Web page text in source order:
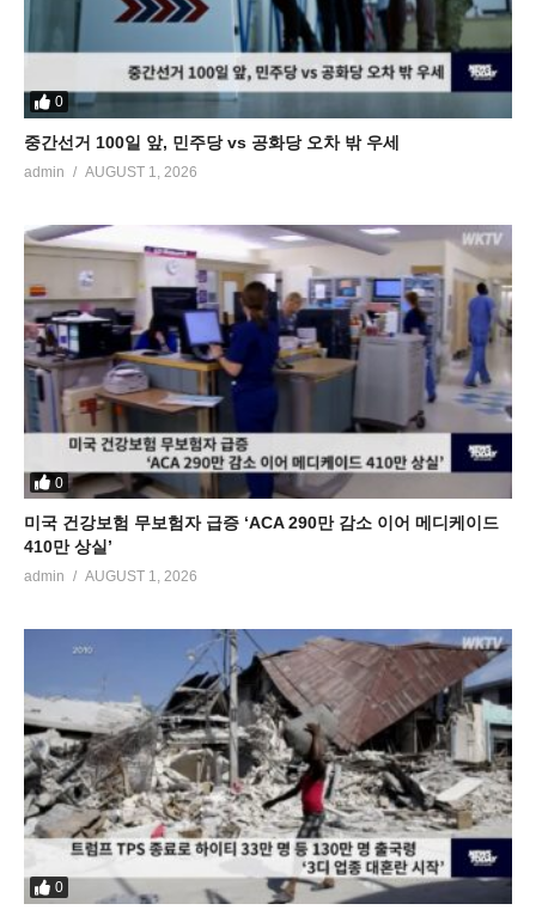
0
중간선거 100일 앞, 민주당 vs 공화당 오차 밖 우세
admin AUGUST 1, 2026
0
미국 건강보험 무보험자 급증 ‘ACA 290만 감소 이어 메디케이드
410만 상실’
admin AUGUST 1, 2026
0